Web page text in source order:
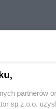
partnerów
sp z.o.o.